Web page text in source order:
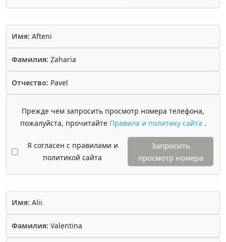
Имя: Afteni
Фамилия: Zaharia
Отчество: Pavel
Прежде чем запросить просмотр номера телефона,
пожалуйста, прочитайте Правила и политику сайта .
Я согласен с правилами и
политикой сайта
Запросить
просмотр номера
Имя: Alii
Фамилия: Valentina